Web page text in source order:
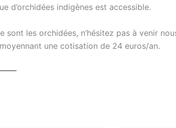
d’orchidées indigènes est accessible.
les orchidées, n’hésitez pas à venir
une cotisation de 24 euros/an.